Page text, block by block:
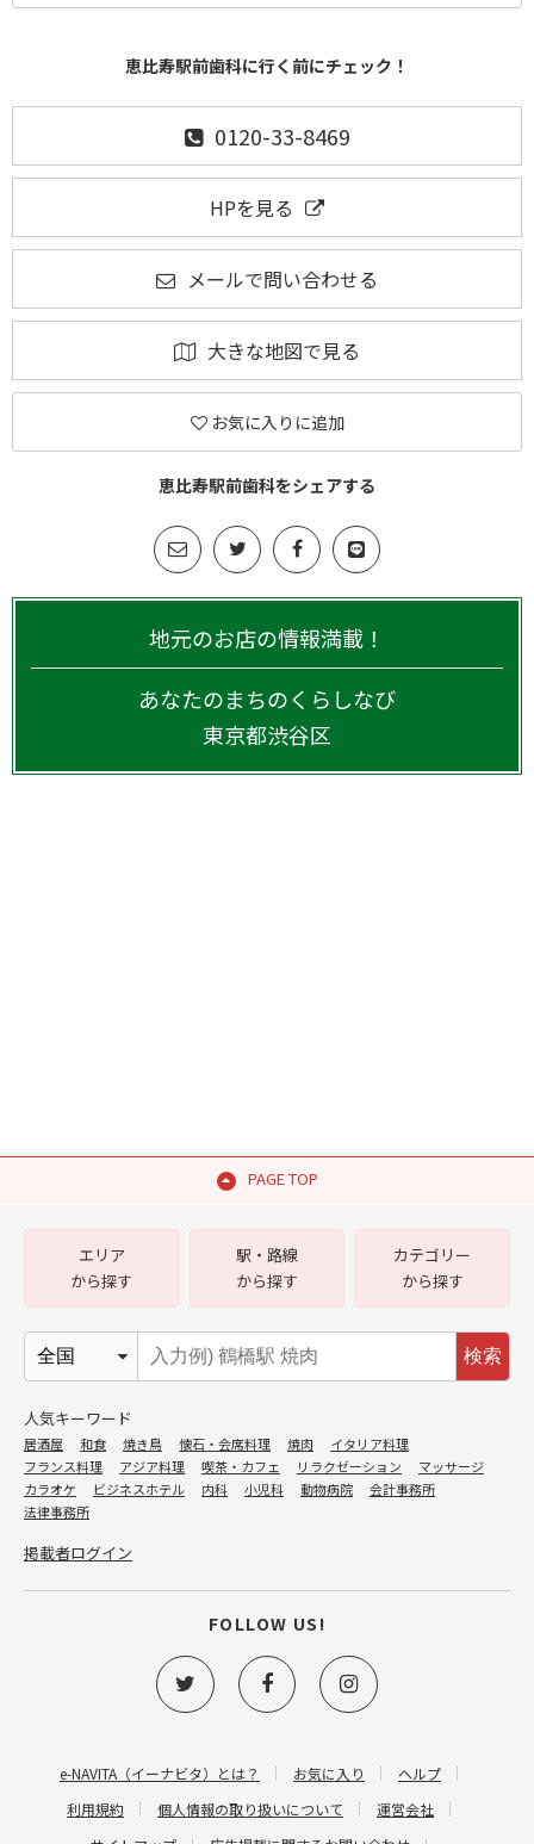
恵比寿駅前歯科に行く前にチェック！
0120-33-8469
HPを見る
メールで問い合わせる
大きな地図で見る
お気に入りに追加
恵比寿駅前歯科をシェアする
地元のお店の情報満載！
あなたのまちのくらしなび
東京都渋谷区
PAGE TOP
e-NAVITA（イーナビタ）とは？ お気に入り
ヘルプ
利用規約
個人情報の取り扱いについて
運営会社
エリア
から探す
駅・路線
から探す
カテゴリー
から探す
検索
人気キーワード
居酒屋 和食 焼き鳥 懐石・会席料理 焼肉
イタリア料理
フランス料理
アジア料理 喫茶・カフェ リラクゼーション
マッサージ
カラオケ
ビジネスホテル 内科 小児科 動物病院
会計事務所
法律事務所
掲載者ログイン
FOLLOW US!